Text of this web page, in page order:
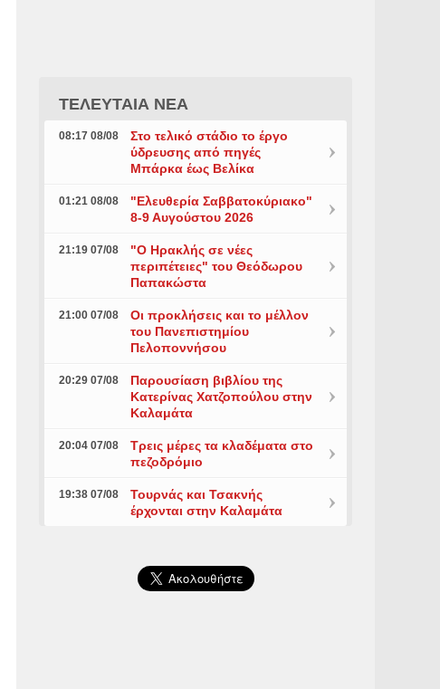
ΤΕΛΕΥΤΑΙΑ ΝΕΑ
08:17 08/08
Στο τελικό στάδιο το έργο
ύδρευσης από πηγές
Μπάρκα έως Βελίκα
01:21 08/08
"Ελευθερία Σαββατοκύριακο"
8-9 Αυγούστου 2026
21:19 07/08
"Ο Ηρακλής σε νέες
περιπέτειες" του Θεόδωρου
Παπακώστα
21:00 07/08
Οι προκλήσεις και το μέλλον
του Πανεπιστημίου
Πελοποννήσου
20:29 07/08
Παρουσίαση βιβλίου της
Κατερίνας Χατζοπούλου στην
Καλαμάτα
20:04 07/08
Τρεις μέρες τα κλαδέματα στο
πεζοδρόμιο
19:38 07/08
Τουρνάς και Τσακνής
έρχονται στην Καλαμάτα